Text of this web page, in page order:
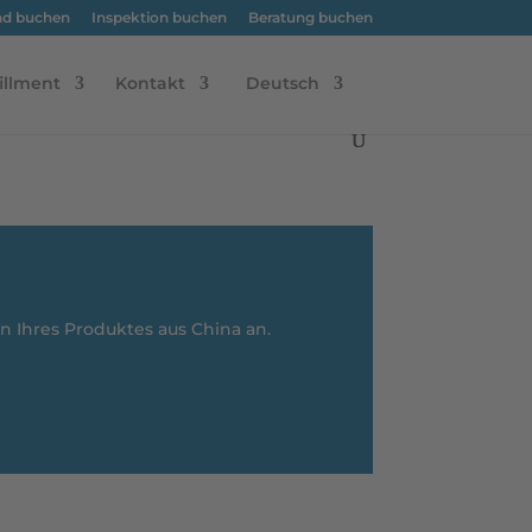
buchen Inspektion buchen Beratung buchen
Kontakt Deutsch
Produktes aus China an.